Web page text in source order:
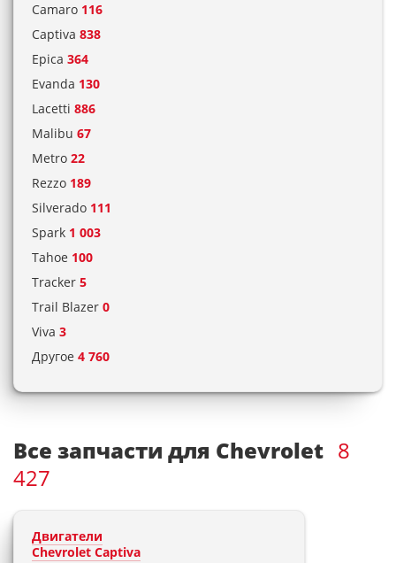
Camaro 116
Captiva 838
Epica 364
Evanda 130
Lacetti 886
Malibu 67
Metro 22
Rezzo 189
Silverado 111
Spark 1 003
Tahoe 100
Tracker 5
Trail Blazer 0
Viva 3
Другое 4 760
Все запчасти для Chevrolet 8
427
Двигатели
Chevrolet Captiva